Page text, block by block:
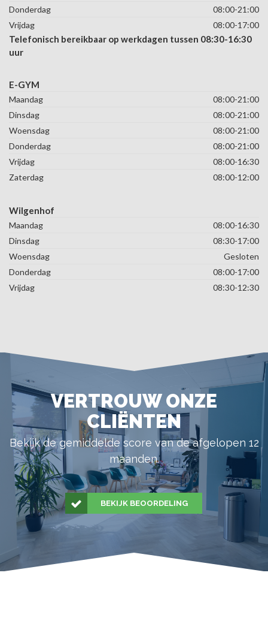
Donderdag
08:00-21:00
Vrijdag
08:00-17:00
Telefonisch bereikbaar op werkdagen tussen 08:30-16:30
uur
E-GYM
Maandag
08:00-21:00
Dinsdag
08:00-21:00
Woensdag
08:00-21:00
Donderdag
08:00-21:00
Vrijdag
08:00-16:30
Zaterdag
08:00-12:00
Wilgenhof
Maandag
08:00-16:30
Dinsdag
08:30-17:00
Woensdag
Gesloten
Donderdag
08:00-17:00
Vrijdag
08:30-12:30
VERTROUW ONZE
CLIËNTEN
Bekijk de gemiddelde score van de afgelopen 12
maanden.
BEKIJK BEOORDELING